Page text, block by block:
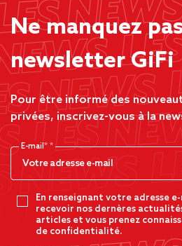
Ne manquez
newsletter GiFi
Pour être informé des
privées, inscrivez-vous à la
E-mail*
En renseignant votre adresse
recevoir nos dernères
articles et vous prenez
de confidentialité.